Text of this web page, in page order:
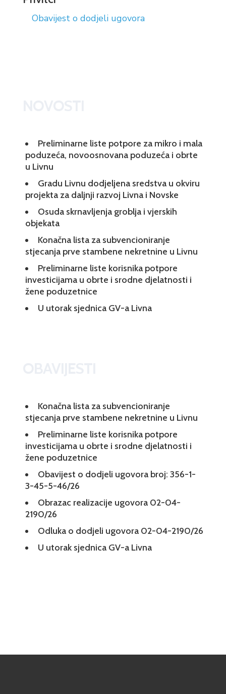
Obavijest o dodjeli ugovora
Preliminarne liste potpore za mikro i mala
poduzeća, novoosnovana poduzeća i obrte
u Livnu
Gradu Livnu dodjeljena sredstva u okviru
projekta za daljnji razvoj Livna i Novske
Osuda skrnavljenja groblja i vjerskih
objekata
Konačna lista za subvencioniranje
stjecanja prve stambene nekretnine u Livnu
Preliminarne liste korisnika potpore
investicijama u obrte i srodne djelatnosti i
žene poduzetnice
U utorak sjednica GV-a Livna
Konačna lista za subvencioniranje
stjecanja prve stambene nekretnine u Livnu
Preliminarne liste korisnika potpore
investicijama u obrte i srodne djelatnosti i
žene poduzetnice
Obavijest o dodjeli ugovora broj: 356-1-
3-45-5-46/26
Obrazac realizacije ugovora 02-04-
2190/26
Odluka o dodjeli ugovora 02-04-2190/26
U utorak sjednica GV-a Livna